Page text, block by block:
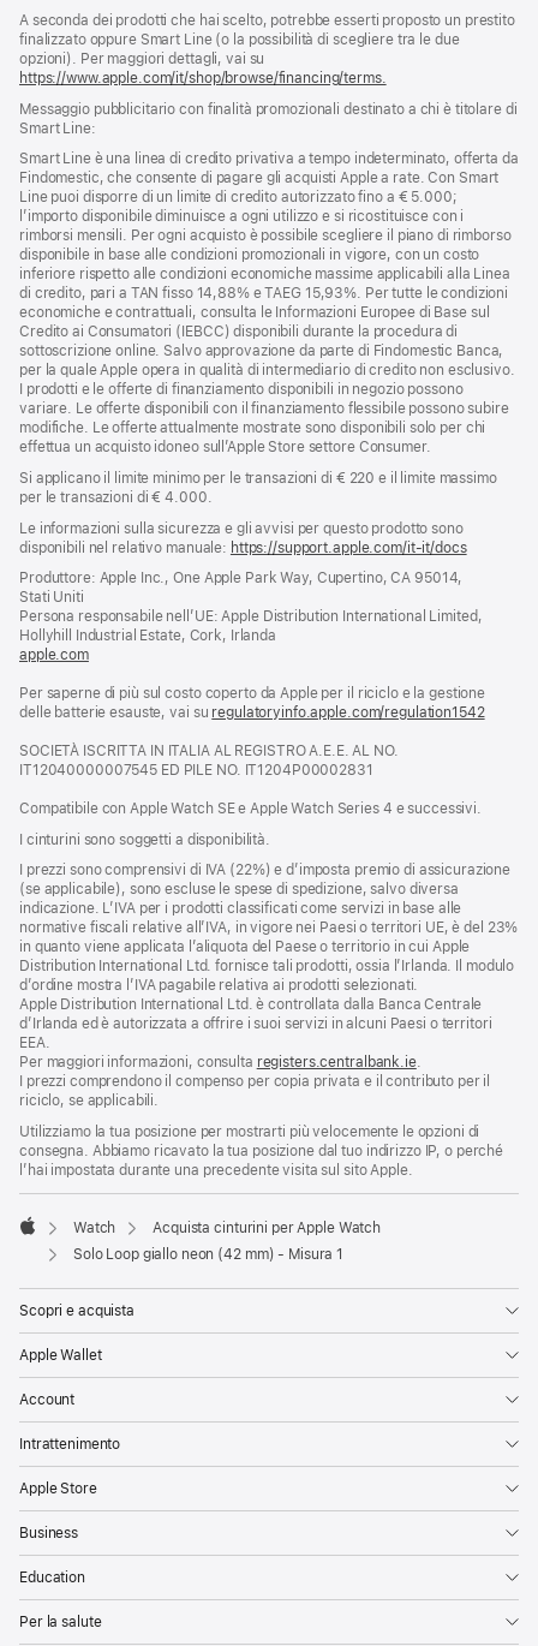
A seconda dei prodotti che hai scelto, potrebbe esserti proposto un prestito
finalizzato oppure Smart Line (o la possibilità di scegliere tra le due
opzioni). Per maggiori dettagli, vai su
https://www.apple.com/it/shop/browse/financing/terms.
Messaggio pubblicitario con finalità promozionali destinato a chi è titolare di
Smart Line:
Smart Line è una linea di credito privativa a tempo indeterminato, offerta da
Findomestic, che consente di pagare gli acquisti Apple a rate. Con Smart
Line puoi disporre di un limite di credito autorizzato fino a € 5.000;
l’importo disponibile diminuisce a ogni utilizzo e si ricostituisce con i
rimborsi mensili. Per ogni acquisto è possibile scegliere il piano di rimborso
disponibile in base alle condizioni promozionali in vigore, con un costo
inferiore rispetto alle condizioni economiche massime applicabili alla Linea
di credito, pari a TAN fisso 14,88% e TAEG 15,93%. Per tutte le condizioni
economiche e contrattuali, consulta le Informazioni Europee di Base sul
Credito ai Consumatori (IEBCC) disponibili durante la procedura di
sottoscrizione online. Salvo approvazione da parte di Findomestic Banca,
per la quale Apple opera in qualità di intermediario di credito non esclusivo.
I prodotti e le offerte di finanziamento disponibili in negozio possono
variare. Le offerte disponibili con il finanziamento flessibile possono subire
modifiche. Le offerte attualmente mostrate sono disponibili solo per chi
effettua un acquisto idoneo sull’Apple Store settore Consumer.
Si applicano il limite minimo per le transazioni di € 220 e il limite massimo
per le transazioni di € 4.000.
Le informazioni sulla sicurezza e gli avvisi per questo prodotto sono
disponibili nel relativo manuale: https://support.apple.com/it-it/docs(si
finestra)
Produttore: Apple Inc., One Apple Park Way, Cupertino, CA 95014,
Stati Uniti
Persona responsabile nell’UE: Apple Distribution International Limited,
Hollyhill Industrial Estate, Cork, Irlanda
apple.com(si
una
nuova
Per saperne di più sul costo coperto da Apple per il riciclo e la gestione
delle batterie esauste, vai su regulatoryinfo.apple.com/regulation1542(si
SOCIETÀ ISCRITTA IN ITALIA AL REGISTRO A.E.E. AL NO.
IT12040000007545 ED PILE NO. IT1204P00002831
Compatibile con Apple Watch SE e Apple Watch Series 4 e successivi.
I cinturini sono soggetti a disponibilità.
I prezzi sono comprensivi di IVA (22%) e d’imposta premio di assicurazione
(se applicabile), sono escluse le spese di spedizione, salvo diversa
indicazione. L’IVA per i prodotti classificati come servizi in base alle
normative fiscali relative all’IVA, in vigore nei Paesi o territori UE, è del 23%
in quanto viene applicata l’aliquota del Paese o territorio in cui Apple
Distribution International Ltd. fornisce tali prodotti, ossia l’Irlanda. Il modulo
d’ordine mostra l’IVA pagabile relativa ai prodotti selezionati.
Apple Distribution International Ltd. è controllata dalla Banca Centrale
d’Irlanda ed è autorizzata a offrire i suoi servizi in alcuni Paesi o territori
EEA.
Per maggiori informazioni, consulta registers.centralbank.ie.
I prezzi comprendono il compenso per copia privata e il contributo per il
riciclo, se applicabili.
Utilizziamo la tua posizione per mostrarti più velocemente le opzioni di
consegna. Abbiamo ricavato la tua posizione dal tuo indirizzo IP, o perché
l’hai impostata durante una precedente visita sul sito Apple.
Apple
Watch
Acquista cinturini per Apple Watch
Solo Loop giallo neon (42 mm) - Misura 1
Scopri e acquista
Apple Wallet
Account
Intrattenimento
Apple Store
Business
Education
Per la salute